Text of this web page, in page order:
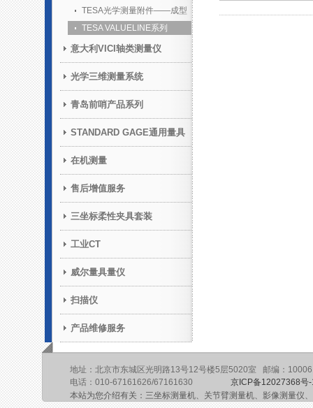
TESA光学测量附件——成型
胶套装TESA VALUELINE系列
意大利VICI轴类测量仪
光学三维测量系统
青岛前哨产品系列
STANDARD GAGE通用量具
在机测量
售后增值服务
三坐标柔性夹具套装
工业CT
威尔量具量仪
扫描仪
产品维修服务
地址：北京市东城区光明路13号12号楼5层5020室 邮编：
电话：010-67161626/67161630 京ICP备12027368号
本站为您介绍有关：三坐标测量机、关节臂测量机、影像测量仪